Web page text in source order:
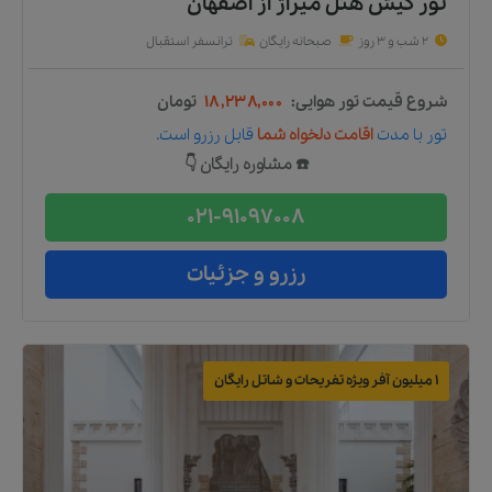
2 شب و 3 روز صبحانه رایگان ترانسفر استقبال
شروع قیمت تور هوایی: ۱۸,۲۳۸,۰۰۰ تومان
تور با مدت اقامت دلخواه شما قابل رزرو است.
☎️ مشاوره رایگان 👇
021-91097008
رزرو و جزئیات
1 میلیون آفر ویژه تفریحات و شاتل رایگان